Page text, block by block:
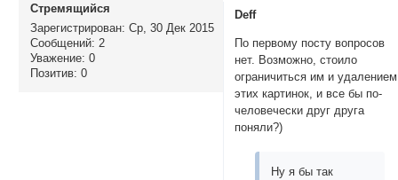
Стремящийся
Зарегистрирован: Ср, 30 Дек 2015
Сообщений: 2
Уважение: 0
Позитив: 0
Deff
По первому посту вопросов
нет. Возможно, стоило
ограничиться им и удалением
этих картинок, и все бы по-
человечески друг друга
поняли?)
Ну я бы так